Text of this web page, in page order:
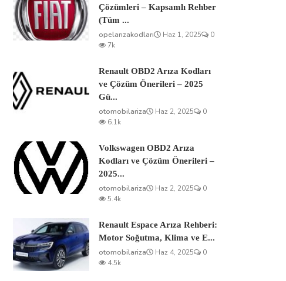
Çözümleri – Kapsamlı Rehber
(Tüm ...
opelarızakodları
Haz 1, 2025
0
7k
Renault OBD2 Arıza Kodları
ve Çözüm Önerileri – 2025
Gü...
otomobilariza
Haz 2, 2025
0
6.1k
Volkswagen OBD2 Arıza
Kodları ve Çözüm Önerileri –
2025...
otomobilariza
Haz 2, 2025
0
5.4k
Renault Espace Arıza Rehberi:
Motor Soğutma, Klima ve E...
otomobilariza
Haz 4, 2025
0
4.5k